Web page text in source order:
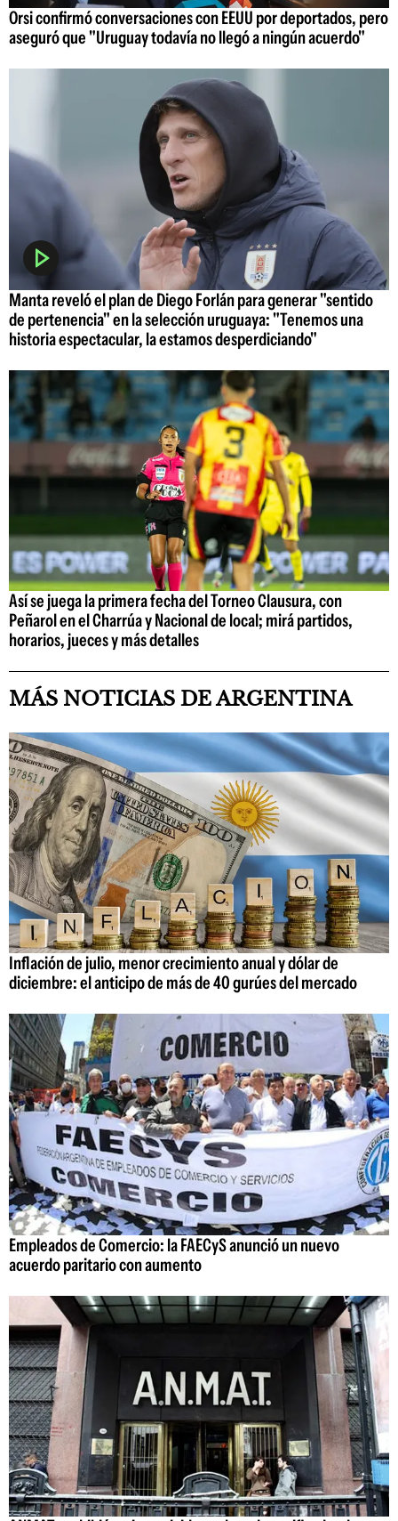
Orsi confirmó conversaciones con EEUU por deportados, pero
aseguró que "Uruguay todavía no llegó a ningún acuerdo"
Manta reveló el plan de Diego Forlán para generar "sentido
de pertenencia" en la selección uruguaya: "Tenemos una
historia espectacular, la estamos desperdiciando"
Así se juega la primera fecha del Torneo Clausura, con
Peñarol en el Charrúa y Nacional de local; mirá partidos,
horarios, jueces y más detalles
MÁS NOTICIAS DE ARGENTINA
Inflación de julio, menor crecimiento anual y dólar de
diciembre: el anticipo de más de 40 gurúes del mercado
Empleados de Comercio: la FAECyS anunció un nuevo
acuerdo paritario con aumento